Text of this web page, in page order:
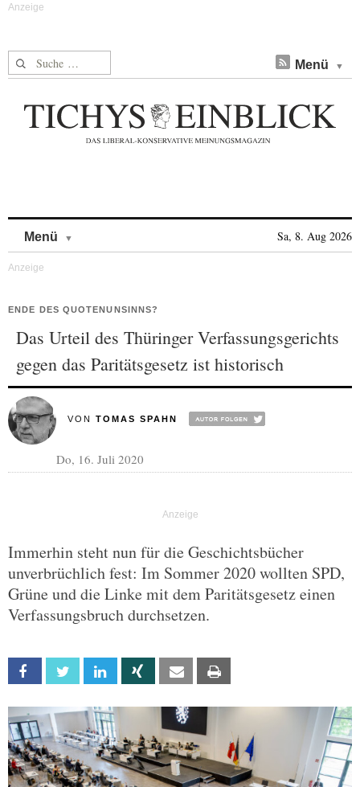
Suche nach: Menü
Menü Sa, 8. Aug 2026
ENDE DES QUOTENUNSINNS?
Das Urteil des Thüringer Verfassungsgerichts
gegen das Paritätsgesetz ist historisch
VON TOMAS SPAHN
Do, 16. Juli 2020
Immerhin steht nun für die Geschichtsbücher
unverbrüchlich fest: Im Sommer 2020 wollten SPD,
Grüne und die Linke mit dem Paritätsgesetz einen
Verfassungsbruch durchsetzen.
Facebook Twitter Linkedin Xing Email